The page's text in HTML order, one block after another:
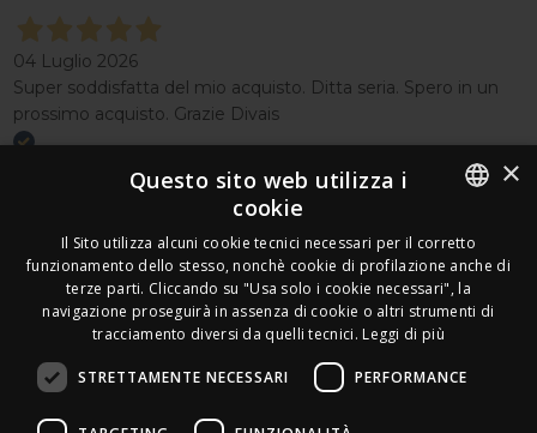
04 Luglio 2026
Super soddisfatta del mio acquisto. Ditta seria. Spero in un
prossimo acquisto. Grazie Divais
Seguici
Newsletter
Leds Electronics di Stabile Dario
ITALIAN
FRENCH
GERMAN
ENGLISH
×
Questo sito web utilizza i
cookie
Il Sito utilizza alcuni cookie tecnici necessari per il corretto
funzionamento dello stesso, nonchè cookie di profilazione anche di
terze parti. Cliccando su "Usa solo i cookie necessari", la
navigazione proseguirà in assenza di cookie o altri strumenti di
tracciamento diversi da quelli tecnici. Leggi di più
STRETTAMENTE NECESSARI PERFORMANCE